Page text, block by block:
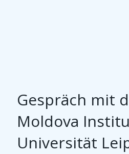
Gespräch mit
Moldova
Universität